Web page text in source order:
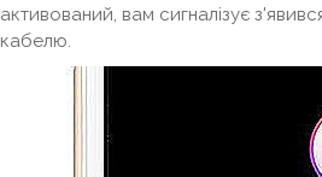
активований, вам сигналізує
кабелю.